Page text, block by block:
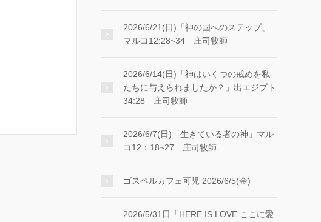
2026/6/21(日)「神の国へのステップ」
マルコ12:28~34 庄司牧師
2026/6/14(日)「神はいくつの戒めを私
たちに与えられましたか？」出エジプト
34:28 庄司牧師
2026/6/7(日)「生きている者の神」マル
コ12：18~27 庄司牧師
ゴスペルカフェ可児 2026/6/5(金)
2026/5/31日「HERE IS LOVE ここに愛